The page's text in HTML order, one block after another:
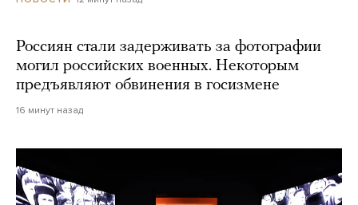
Россиян стали задерживать за фотографии
могил российских военных. Некоторым
предъявляют обвинения в госизмене
16 минут назад